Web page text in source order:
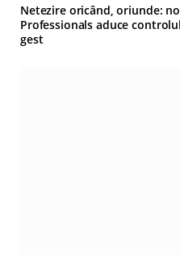
Netezire oricând, oriunde:
Professionals aduce
gest